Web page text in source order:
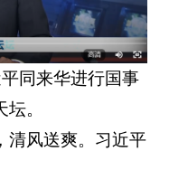
同来华进行国事
。
清风送爽。习近平